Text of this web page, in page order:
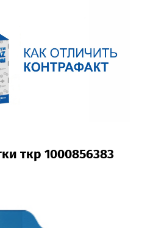
ткр 1000856383